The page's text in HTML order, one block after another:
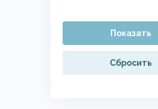
Показать
Сбросить